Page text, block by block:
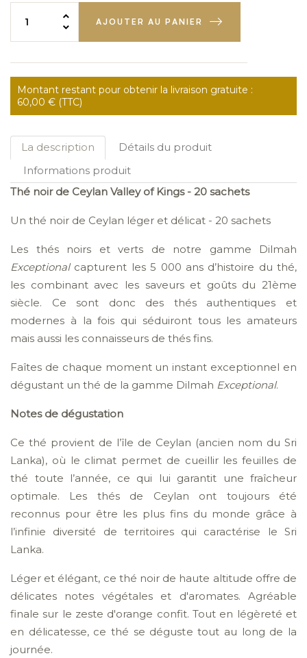
AJOUTER AU PANIER
Montant restant pour obtenir la livraison gratuite :
60,00 € (TTC)
La description
Détails du produit
Informations produit
Thé noir de Ceylan Valley of Kings - 20 sachets
Un thé noir de Ceylan léger et délicat - 20 sachets
Les thés noirs et verts de notre gamme Dilmah
Exceptionalcapturent les 5 000 ans d’histoire du thé,
les combinant avec les saveurs et goûts du 21ème
siècle. Ce sont donc des thés authentiques et
modernes à la fois qui séduiront tous les amateurs
mais aussi les connaisseurs de thés fins.
Faîtes de chaque moment un instant exceptionnel en
dégustant un thé de la gamme Dilmah Exceptional.
Notes de dégustation
Ce thé provient de l’île de Ceylan (ancien nom du Sri
Lanka), où le climat permet de cueillir les feuilles de
thé toute l’année, ce qui lui garantit une fraîcheur
optimale. Les thés de Ceylan ont toujours été
reconnus pour être les plus fins du monde grâce à
l’infinie diversité de territoires qui caractérise le Sri
Lanka.
Léger et élégant, ce thé noir de haute altitude offre de
délicates notes végétales et d'aromates. Agréable
finale sur le zeste d'orange confit. Tout en légèreté et
en délicatesse, ce thé se déguste tout au long de la
journée.